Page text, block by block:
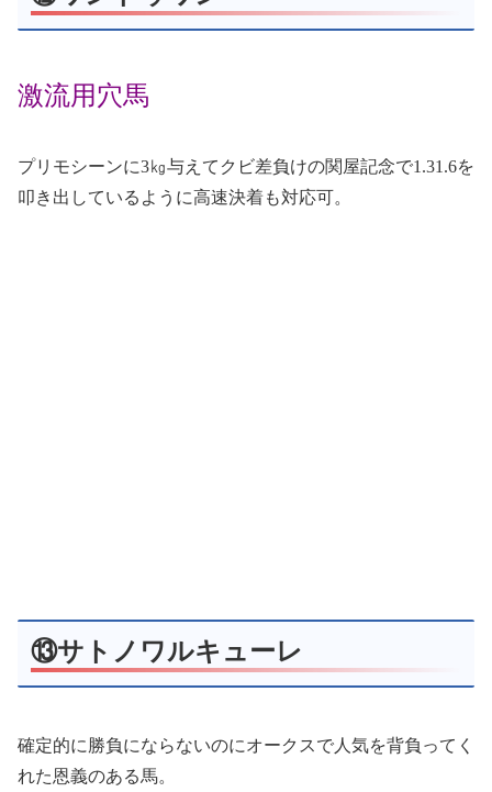
激流用穴馬
プリモシーンに3㎏与えてクビ差負けの関屋記念で1.31.6を
叩き出しているように高速決着も対応可。
⑬サトノワルキューレ
確定的に勝負にならないのにオークスで人気を背負ってく
れた恩義のある馬。